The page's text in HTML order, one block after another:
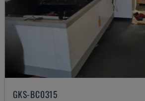
GKS-BC0315